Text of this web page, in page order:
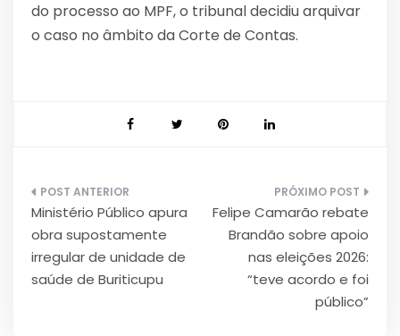
do processo ao MPF, o tribunal decidiu arquivar
o caso no âmbito da Corte de Contas.
Navegação
de
Post
Ministério Público apura
obra supostamente
irregular de unidade de
saúde de Buriticupu
Felipe Camarão rebate
Brandão sobre apoio
nas eleições 2026:
“teve acordo e foi
público”